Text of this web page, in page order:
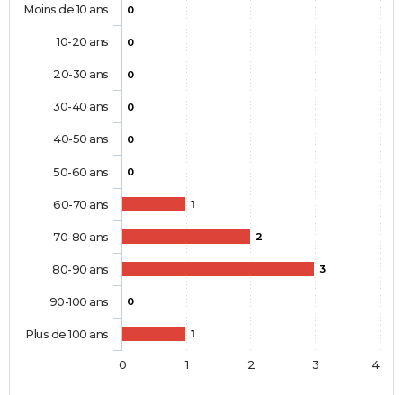
0
0
0
0
0
0
1
2
3
0
1
Moins de 10 ans
10-20 ans
20-30 ans
30-40 ans
40-50 ans
50-60 ans
60-70 ans
70-80 ans
80-90 ans
90-100 ans
Plus de 100 ans
0 1 2 3 4